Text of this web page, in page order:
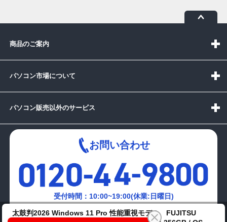
太鼓判2026 Windows 11 Pro 性能重視モデル FUJITSU
商品のご案内
パソコン市場について
パソコン販売以外のサービス
お問い合わせ
受付時間：10:00~19:00(休業:日曜日)
メールでの